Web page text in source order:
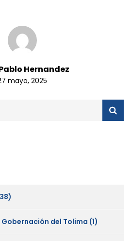
Hernandez
mayo, 2025
del Tolima (1)